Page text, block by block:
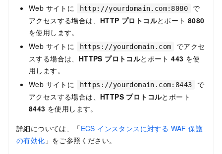
Web サイトに
http://yourdomain.com:8080
で
アクセスする場合は、 HTTP プロトコルとポート 8080
を使用します。
Web サイトに
https://yourdomain.com
でアクセ
スする場合は、 HTTPS プロトコルとポート443 を使
用します。
Web サイトに
https://yourdomain.com:8443
で
アクセスする場合は、 HTTPS プロトコルとポート
8443 を使用します。
詳細については、「ECS インスタンスに対する WAF 保護
の有効化 」をご参照ください。